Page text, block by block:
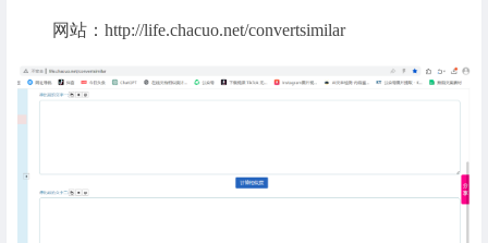
网站：http://life.chacuo.net/convertsimilar